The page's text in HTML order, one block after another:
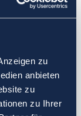
zu
anbieten
zu
zu Ihrer